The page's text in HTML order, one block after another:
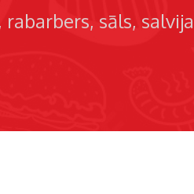
rabarbers sāls salvija